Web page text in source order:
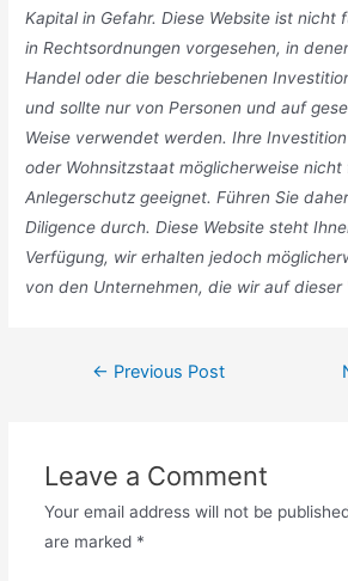
Kapital in Gefahr. Diese Website ist nicht
in Rechtsordnungen vorgesehen, in
Handel oder die beschriebenen
und sollte nur von Personen und auf
Weise verwendet werden. Ihre
oder Wohnsitzstaat möglicherweise nicht
Anlegerschutz geeignet. Führen Sie
Diligence durch. Diese Website steht
Verfügung, wir erhalten jedoch
von den Unternehmen, die wir auf dieser
Post← Previous Post
Leave a Comment
Your email address will not be
are marked *